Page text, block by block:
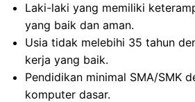
Laki-laki yang memiliki
yang baik dan aman.
Usia tidak melebihi 35 tahun
kerja yang baik.
Pendidikan minimal SMA/SMK
komputer dasar.